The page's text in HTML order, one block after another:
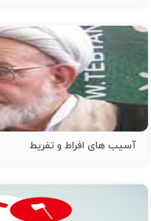
آسیب های افراط و تفریط